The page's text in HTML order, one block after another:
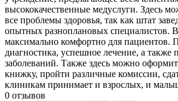
высококачественные медуслуги. Здесь
все проблемы здоровья, так как штат
опытных разноплановых специалистов.
максимально комфортно для пациентов.
диагностика, успешное лечение, а также
заболеваний. Также здесь можно
книжку, пройти различные комиссии,
клиникам принимает и взрослых, и
0 отзывов